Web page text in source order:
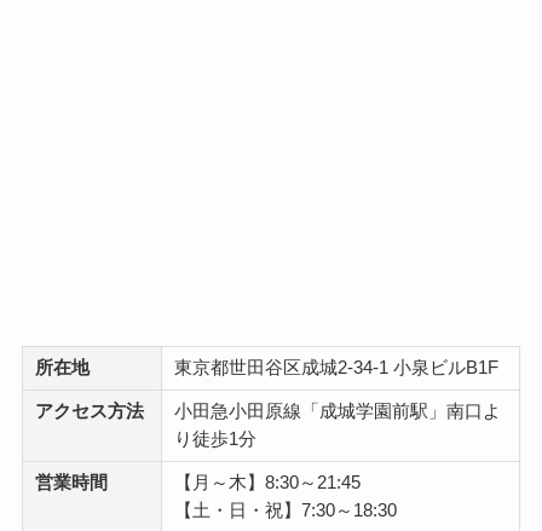
所在地 東京都世田谷区成城2-34-1 小泉ビルB1F
アクセス方法
小田急小田原線「成城学園前駅」南口よ
り徒歩1分
営業時間
【月～木】8:30～21:45
【土・日・祝】7:30～18:30